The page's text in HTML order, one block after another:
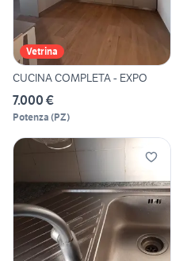
Vetrina
CUCINA COMPLETA - EXPO
7.000 €
Potenza (PZ)